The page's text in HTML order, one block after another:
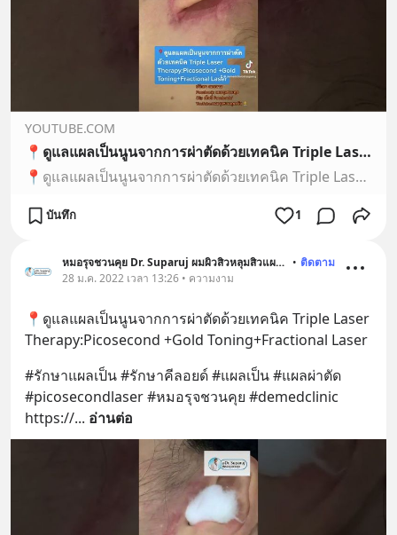
YOUTUBE.COM
📍ดูแลแผลเป็นนูนจากการผ่าตัดด้วยเทคนิค Triple Laser Therapy:Picosecond +Gold Toning+Fractional Laser
📍ดูแลแผลเป็นนูนจากการผ่าตัดด้วยเทคนิค Triple Laser Therapy:Picosecond +Gold Toning+Fractional Laser#รักษาแผลเป็น #รักษาคีลอยด์ #แผลเป็น #picosecondlaser #หม...
บันทึก 1
หมอรุจชวนคุย Dr. Suparuj ผมผิวสิวหลุมสิวแผลเป็น • ติดตาม
28 ม.ค. 2022 เวลา 13:26 • ความงาม
📍ดูแลแผลเป็นนูนจากการผ่าตัดด้วยเทคนิค Triple Laser
Therapy:Picosecond +Gold Toning+Fractional Laser
#รักษาแผลเป็น #รักษาคีลอยด์ #แผลเป็น #แผลผ่าตัด
#picosecondlaser #หมอรุจชวนคุย #demedclinic
https://... อ่านต่อ